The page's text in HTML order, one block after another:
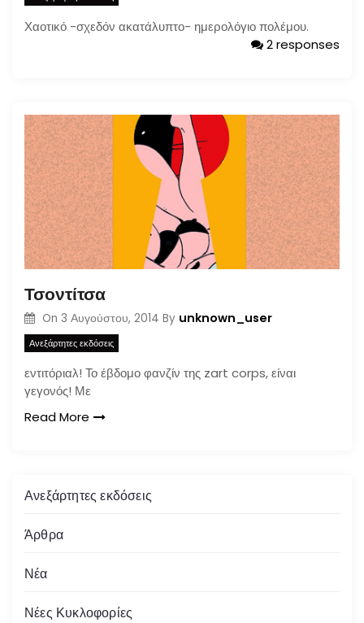
Χαοτικό -σχεδόν ακατάλυπτο- ημερολόγιο πολέμου.
2 responses
Τσοντίτσα
On 3 Αυγούστου, 2014 By unknown_user
Ανεξάρτητες εκδόσεις
εντιτόριαλ! Το έβδομο φανζίν της zart corps, είναι
γεγονός! Με
Read More
Ανεξάρτητες εκδόσεις
Άρθρα
Νέα
Νέες Κυκλοφορίες